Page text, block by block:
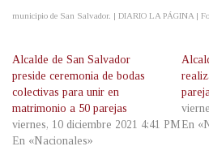
municipio de San Salvador. | DIARIO LA PÁGINA |
Alcalde de San Salvador
preside ceremonia de bodas
colectivas para unir en
matrimonio a 50 parejas
viernes, 10 diciembre 2021 4:41 PM
En «Nacionales»
En